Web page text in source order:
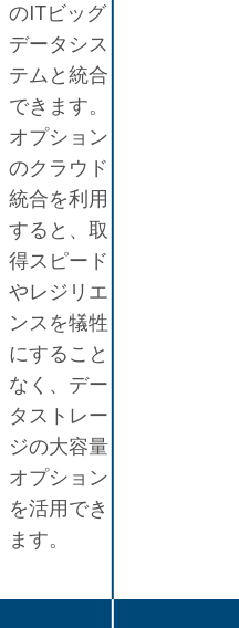
のITビッグ
データシス
テムと統合
できます。
オプション
のクラウド
統合を利用
すると、取
得スピード
やレジリエ
ンスを犠牲
にすること
なく、デー
タストレー
ジの大容量
オプション
を活用でき
ます。